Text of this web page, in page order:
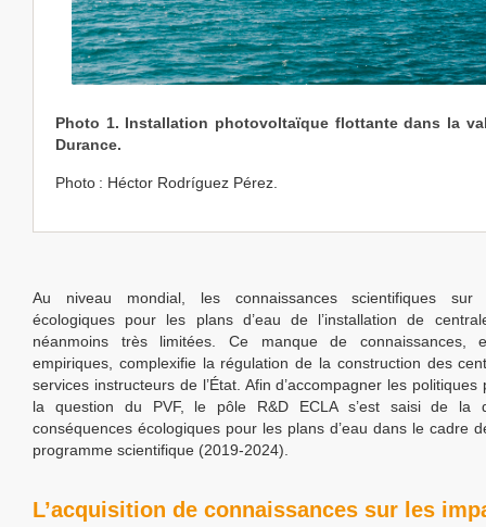
Photo 1. Installation photovoltaïque flottante dans la
Durance.
Photo : Héctor Rodríguez Pérez.
Au niveau mondial, les connaissances scientifiques sur
écologiques pour les plans d’eau de l’installation de
néanmoins très limitées. Ce manque de connaissances,
empiriques, complexifie la régulation de la construction des
services instructeurs de l’État. Afin d’accompagner les politiques
la question du PVF, le pôle R&D ECLA s’est saisi de la
conséquences écologiques pour les plans d’eau dans le cadre
programme scientifique (2019-2024).
L’acquisition de connaissances sur les